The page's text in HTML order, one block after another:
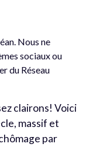
Nous ne
sociaux ou
du Réseau
clairons! Voici
massif et
par